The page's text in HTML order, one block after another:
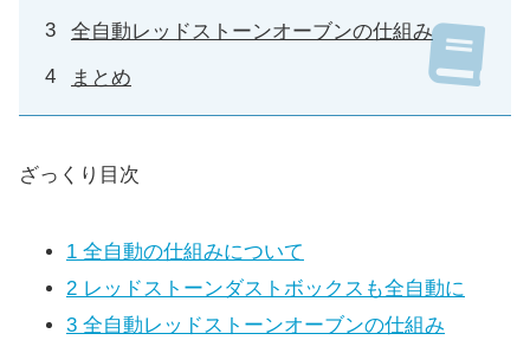
全自動レッドストーンオーブンの仕組み
まとめ
ざっくり目次
1 全自動の仕組みについて
2 レッドストーンダストボックスも全自動に
3 全自動レッドストーンオーブンの仕組み